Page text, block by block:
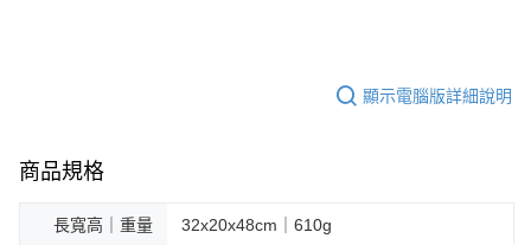
顯示電腦版詳細說明
商品規格
長寬高｜重量 32x20x48cm｜610g